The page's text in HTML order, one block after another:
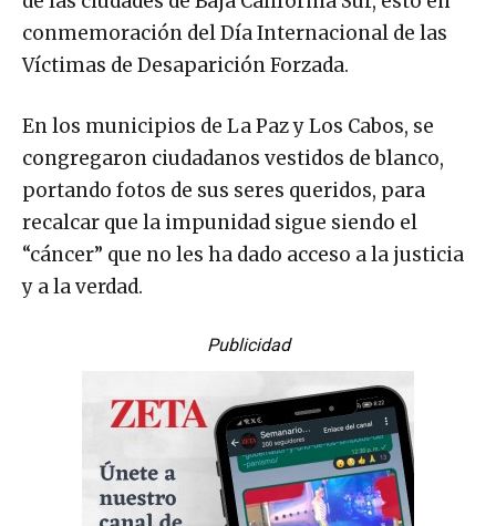
conmemoración del Día Internacional de las
Víctimas de Desaparición Forzada.
En los municipios de La Paz y Los Cabos, se
congregaron ciudadanos vestidos de blanco,
portando fotos de sus seres queridos, para
recalcar que la impunidad sigue siendo el
“cáncer” que no les ha dado acceso a la justicia
y a la verdad.
Publicidad